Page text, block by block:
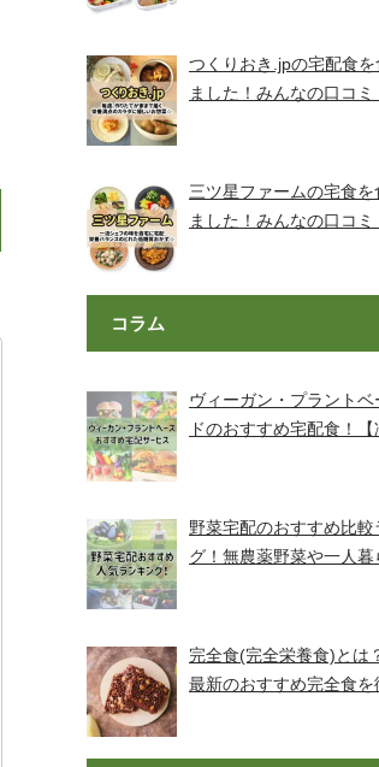
つくりおき.jpの宅配食を
ました！みんなの口コミ
三ツ星ファームの宅食を
ました！みんなの口コミ
コラム
ヴィーガン・プラントベ
ドのおすすめ宅配食！
野菜宅配のおすすめ比較
グ！無農薬野菜や一人暮
完全食(完全栄養食)とは
最新のおすすめ完全食を